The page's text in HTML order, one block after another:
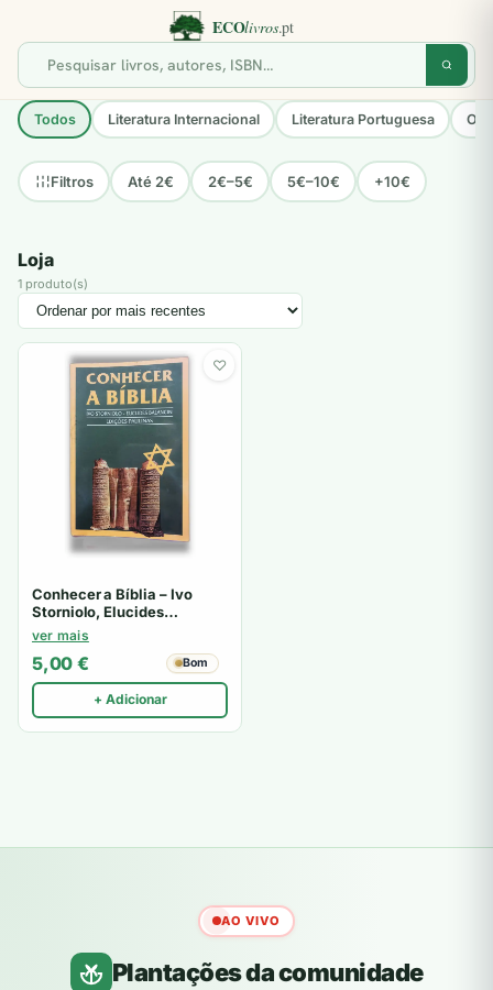
Todos Literatura Internacional Literatura Portuguesa
Filtros Até 2€ 2€–5€ 5€–10€ +10€
Loja
1 produto(s)
♡
Conhecer a Bíblia – Ivo
Storniolo, Elucides
Balancin
ver mais
5,00 € Bom
+ Adicionar
AO VIVO
Plantações da comunidade